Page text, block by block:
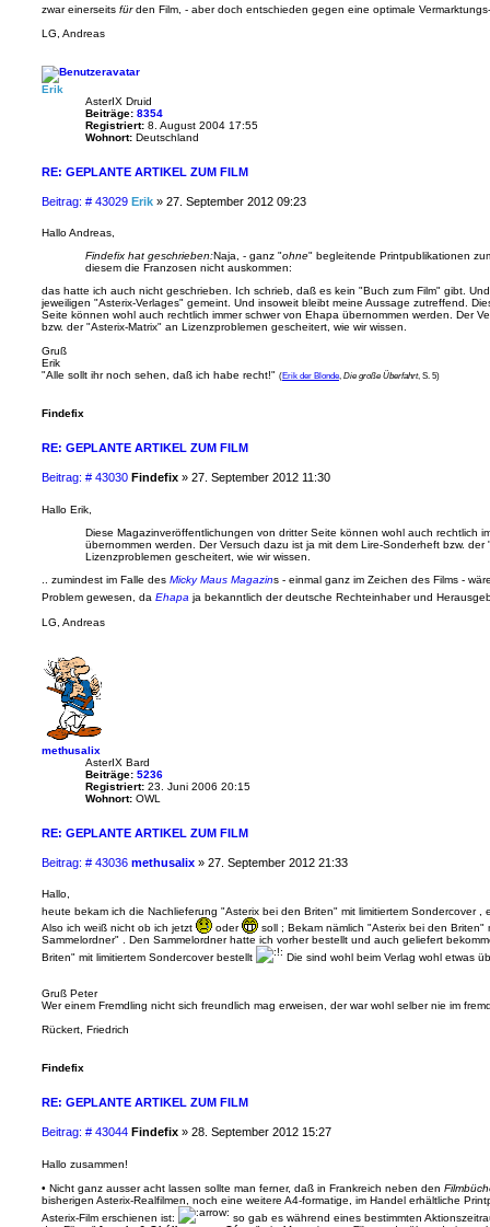
zwar einerseits fürden Film, - aber doch entschieden gegen eine optimale
LG, Andreas
Erik
AsterIX Druid
Beiträge: 8354
Registriert: 8. August 2004 17:55
Wohnort: Deutschland
RE: GEPLANTE ARTIKEL ZUM FILM
Beitrag: # 43029B
r
g
Erik » 27. September 2012 09:23
Hallo Andreas,
Findefix hat geschrieben:Naja, - ganz "ohne" begleitende Printpublikationen
diesem die Franzosen nicht auskommen:
das hatte ich auch nicht geschrieben. Ich schrieb, daß es kein "Buch zum Film" gibt.
jeweiligen "Asterix-Verlages" gemeint. Und insoweit bleibt meine Aussage zutreffend.
Seite können wohl auch rechtlich immer schwer von Ehapa übernommen werden. Der
bzw. der "Asterix-Matrix" an Lizenzproblemen gescheitert, wie wir wissen.
Gruß
Erik
"Alle sollt ihr noch sehen, daß ich habe recht!" (Erik der Blonde, Die große Überfahrt, S. 5)
Findefix
RE: GEPLANTE ARTIKEL ZUM FILM
Beitrag: # 43030B
r
a
Findefix » 27. September 2012 11:30
Hallo Erik,
Diese Magazinveröffentlichungen von dritter Seite können wohl auch rechtlich
übernommen werden. Der Versuch dazu ist ja mit dem Lire-Sonderheft bzw. der
Lizenzproblemen gescheitert, wie wir wissen.
.. zumindest im Falle des Micky Maus Magazins - einmal ganz im Zeichen des Films -
Problem gewesen, da Ehapa ja bekanntlich der deutsche Rechteinhaber und
LG, Andreas
methusalix
AsterIX Bard
Beiträge: 5236
Registriert: 23. Juni 2006 20:15
Wohnort: OWL
RE: GEPLANTE ARTIKEL ZUM FILM
Beitrag: # 43036B
a
g
methusalix » 27. September 2012 21:33
Hallo,
heute bekam ich die Nachlieferung "Asterix bei den Briten" mit limitiertem Sondercover ,
Also ich weiß nicht ob ich jetzt
oder
soll ; Bekam nämlich "Asterix bei den Briten"
Sammelordner" . Den Sammelordner hatte ich vorher bestellt und auch geliefert
Briten" mit limitiertem Sondercover bestellt
Die sind wohl beim Verlag wohl etwas
Gruß Peter
Wer einem Fremdling nicht sich freundlich mag erweisen, der war wohl selber nie im
Rückert, Friedrich
Findefix
RE: GEPLANTE ARTIKEL ZUM FILM
Beitrag: # 43044B
r
a
g
Findefix » 28. September 2012 15:27
Hallo zusammen!
• Nicht ganz ausser acht lassen sollte man ferner, daß in Frankreich neben den
bisherigen Asterix-Realfilmen, noch eine weitere A4-formatige, im Handel erhältliche
Asterix-Film erschienen ist:
so gab es während eines bestimmten